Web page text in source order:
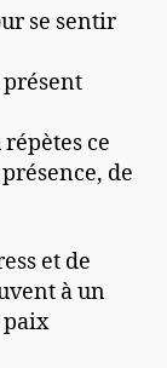
se sentir
présent
ce
de
et de
à un
paix